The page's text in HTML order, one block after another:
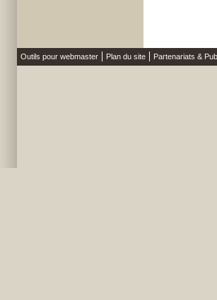
Outils pour webmaster Plan du site Partenariats &